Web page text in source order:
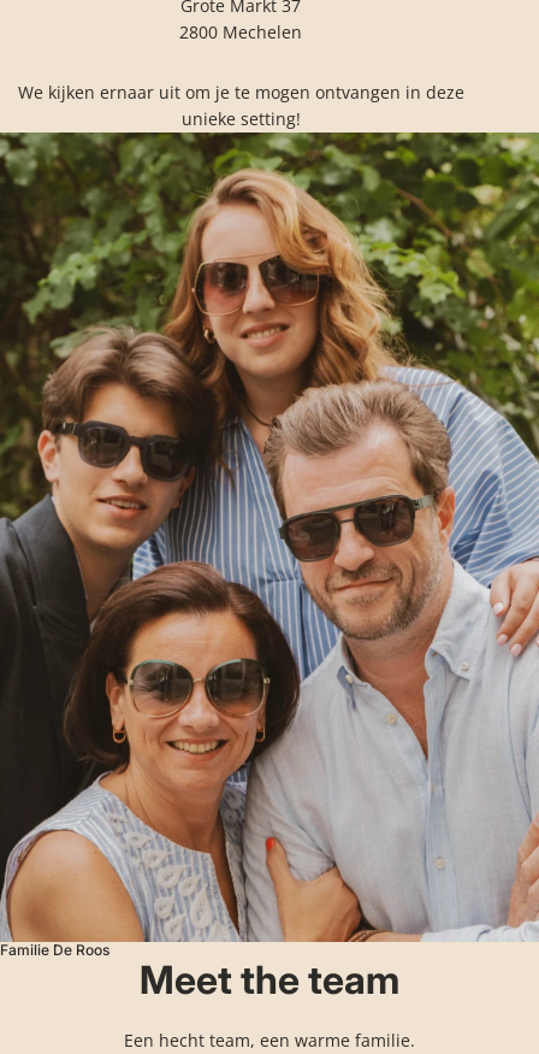
Grote Markt 37
2800 Mechelen
We kijken ernaar uit om je te mogen ontvangen in deze
unieke setting!
Familie De Roos
Meet the team
Een hecht team, een warme familie.